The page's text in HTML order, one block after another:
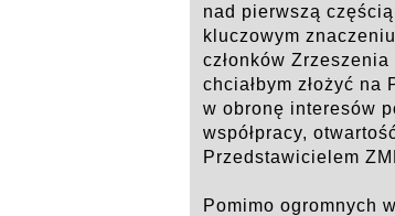
nad pierwszą
kluczowym
członków
chciałbym złożyć
w obronę interesów
współpracy,
Przedstawicielem
Pomimo ogromnych